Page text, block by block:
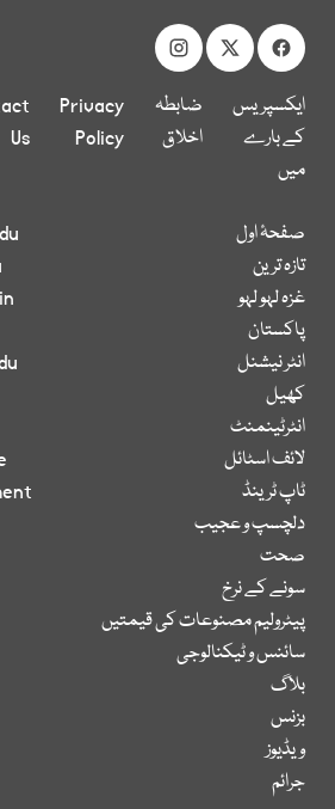
ایکسپریس
کے بارے
میں
ضابطہ
اخلاق
Privacy
Policy
Us
صفحۂ اول
تازہ ترین
غزہ لہو لہو
پاکستان
انٹر نیشنل
کھیل
انٹرٹینمنٹ
لائف اسٹائل
ٹاپ ٹرینڈ
دلچسپ و عجیب
صحت
سونے کے نرخ
پیٹرولیم مصنوعات کی قیمتیں
سائنس و ٹیکنالوجی
بلاگ
بزنس
ویڈیوز
جرائم